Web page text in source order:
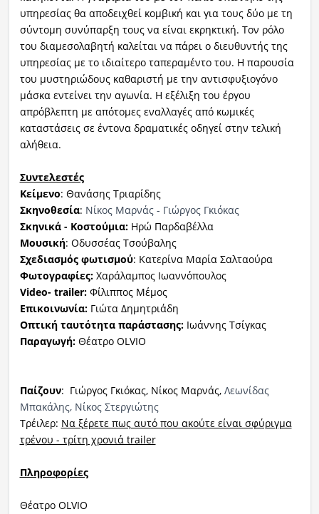
υπηρεσίας θα αποδειχθεί κομβική και για τους δύο με τη
σύντομη συνύπαρξη τους να είναι εκρηκτική. Τον ρόλο
του διαμεσολαβητή καλείται να πάρει ο διευθυντής της
υπηρεσίας με το ιδιαίτερο ταπεραμέντο του. Η παρουσία
του μυστηριώδους καθαριστή με την αντισφυξιογόνο
μάσκα εντείνει την αγωνία. Η εξέλιξη του έργου
απρόβλεπτη με απότομες εναλλαγές από κωμικές
καταστάσεις σε έντονα δραματικές οδηγεί στην τελική
αλήθεια.
Συντελεστές
Κείμενο: Θανάσης Τριαρίδης
Σκηνοθεσία: Νίκος Μαρνάς - Γιώργος Γκιόκας
Σκηνικά - Κοστούμια:Ηρώ Παρδαβέλλα
Μουσική: Οδυσσέας Τσούβαλης
Σχεδιασμός φωτισμού: Κατερίνα Μαρία Σαλταούρα
Φωτογραφίες: Χαράλαμπος Ιωαννόπουλος
Video- trailer: Φίλιππος Μέμος
Επικοινωνία: Γιώτα Δημητριάδη
Οπτική ταυτότητα παράστασης: Ιωάννης Τσίγκας
Παραγωγή: Θέατρο OLVIO
Παίζουν: Γιώργος Γκιόκας, Νίκος Μαρνάς, Λεωνίδας
Μπακάλης, Νίκος Στεργιώτης
Τρέιλερ: Να ξέρετε πως αυτό που ακούτε είναι σφύριγμα
τρένου - τρίτη χρονιά trailer
Πληροφορίες
Θέατρο OLVIO